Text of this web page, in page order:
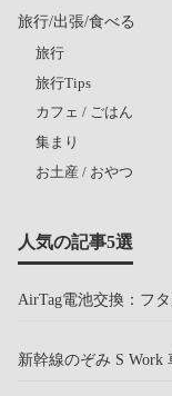
旅行/出張/食べる
旅行
旅行Tips
カフェ / ごはん
集まり
お土産 / おやつ
人気の記事5選
AirTag電池交換：フ
新幹線のぞみ S Work